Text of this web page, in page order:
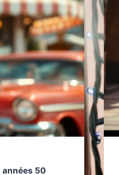
50